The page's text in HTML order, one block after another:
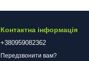
Контактна інформація
+380959082362
Передзвонити вам?